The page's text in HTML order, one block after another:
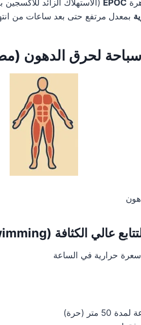
EPOC (الاستهلاك الزائد
بمعدل مرتفع حتى بعد ساعات من
متر (حرة)